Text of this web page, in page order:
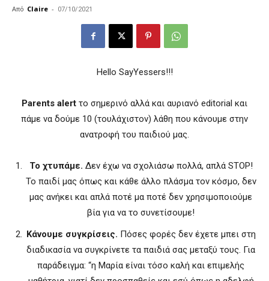
Από Claire - 07/10/2021
Hello SayYessers!!!
Parents alert το σημερινό αλλά και αυριανό editorial και
πάμε να δούμε 10 (τουλάχιστον) λάθη που κάνουμε στην
ανατροφή του παιδιού μας.
Το χτυπάμε. Δεν έχω να σχολιάσω πολλά, απλά STOP!
Το παιδί μας όπως και κάθε άλλο πλάσμα τον κόσμο, δεν
μας ανήκει και απλά ποτέ μα ποτέ δεν χρησιμοποιούμε
βία για να το συνετίσουμε!
Κάνουμε συγκρίσεις. Πόσες φορές δεν έχετε μπει στη
διαδικασία να συγκρίνετε τα παιδιά σας μεταξύ τους. Για
παράδειγμα: “η Μαρία είναι τόσο καλή και επιμελής